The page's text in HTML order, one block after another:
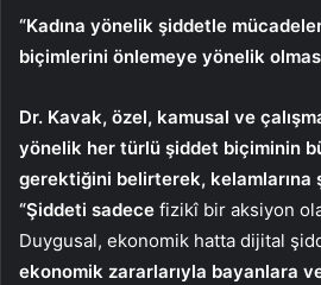
“Kadına yönelik şiddetle
biçimlerini önlemeye yönelik
Dr. Kavak, özel, kamusal ve
yönelik her türlü şiddet biçiminin
gerektiğini belirterek, kelamlarına
“Şiddeti sadece fizikî bir aksiyon
Duygusal, ekonomik hatta dijital
ekonomik zararlarıyla bayanlara